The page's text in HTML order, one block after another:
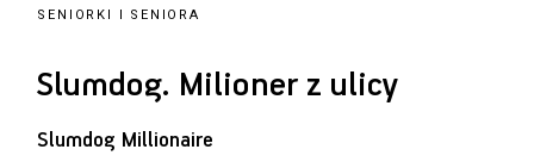
SENIORKI I SENIORA
Slumdog. Milioner z ulicy
Slumdog Millionaire